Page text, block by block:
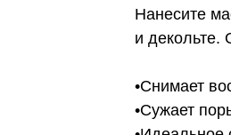
Нанесите
и декольте.
•Снимает
•Сужает